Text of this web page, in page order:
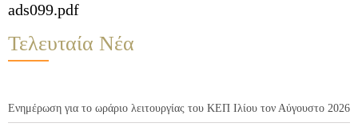
ads099.pdf
Τελευταία Νέα
Ενημέρωση για το ωράριο λειτουργίας του ΚΕΠ Ιλίου τον Αύγουστο 2026